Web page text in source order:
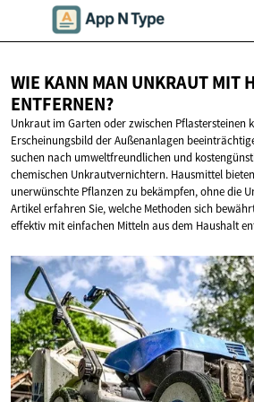
WIE KANN MAN UNKRAUT MIT
ENTFERNEN?
Unkraut im Garten oder zwischen Pflastersteinen
Erscheinungsbild der Außenanlagen
suchen nach umweltfreundlichen und
chemischen Unkrautvernichtern. Hausmittel
unerwünschte Pflanzen zu bekämpfen, ohne die
Artikel erfahren Sie, welche Methoden sich
effektiv mit einfachen Mitteln aus dem Haushalt